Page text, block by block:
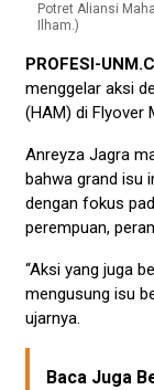
Potret Aliansi
Ilham.)
PROFESI-
menggelar aksi
(HAM) di Flyover
Anreyza Jagra
bahwa grand isu
dengan fokus
perempuan,
“Aksi yang juga
mengusung isu
ujarnya.
Baca Juga